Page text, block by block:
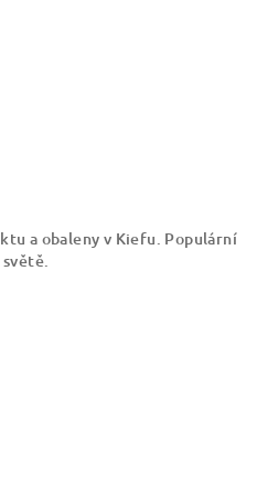
a obaleny v Kiefu. Populární